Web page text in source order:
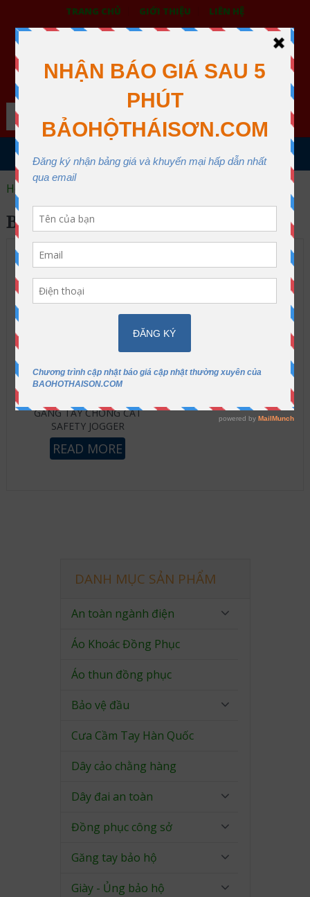
TRANG CHỦ GIỚI THIỆU LIÊN HỆ
BẢO HỘ LAO ĐỘNG THÁI SƠN
XƯỞNG MAY THÁI SƠN QUẬN 12
Search
MENU
Home
BAO TAY CHỐNG CẮT
GĂNG TAY CHỐNG CẮT
SAFETY JOGGER
READ MORE
DANH MỤC SẢN PHẨM
An toàn ngành điện
Áo Khoác Đồng Phục
Áo thun đồng phục
Bảo vệ đầu
Cưa Cầm Tay Hàn Quốc
Dây cảo chằng hàng
Dây đai an toàn
Đồng phục công sở
Găng tay bảo hộ
Giày - Ủng bảo hộ